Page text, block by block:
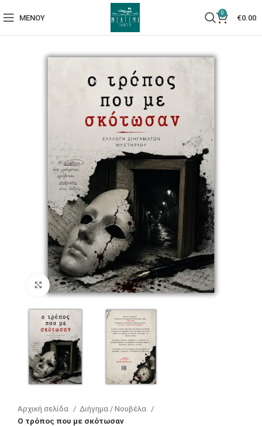
ΜΕΝΟΎ
0
€0.00
Κλικ για μεγέθυνση
Αρχική σελίδα
Διήγημα / Νουβέλα
Ο τρόπος που με σκότωσαν